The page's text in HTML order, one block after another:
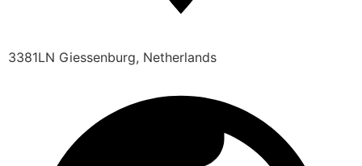
3381LN Giessenburg, Netherlands